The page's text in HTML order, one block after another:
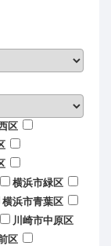
区
横浜市緑区
横浜市青葉区
川崎市中原区
区